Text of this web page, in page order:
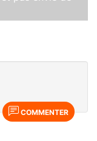
COMMENTER